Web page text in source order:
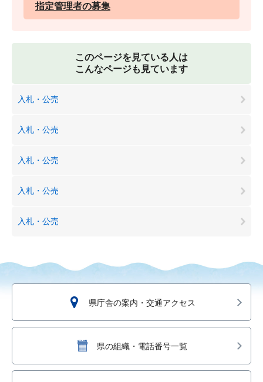
指定管理者の募集
このページを見ている人は
こんなページも見ています
入札・公売
入札・公売
入札・公売
入札・公売
入札・公売
県庁舎の案内・交通アクセス
県の組織・電話番号一覧